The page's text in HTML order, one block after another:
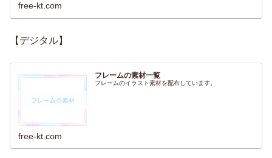
free-kt.com
【デジタル】
フレームの素材一覧
フレームのイラスト素材を配布しています。
free-kt.com